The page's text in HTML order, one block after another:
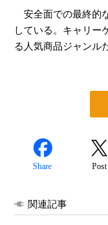
安全面での最終的
している。キャリー
る人気商品ジャンル
Share Post
関連記事